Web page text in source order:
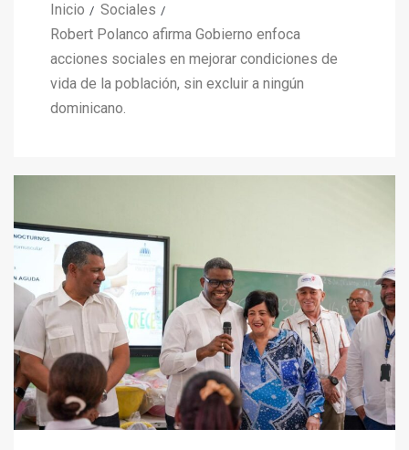
Inicio
Sociales
Robert Polanco afirma Gobierno enfoca
acciones sociales en mejorar condiciones de
vida de la población, sin excluir a ningún
dominicano.